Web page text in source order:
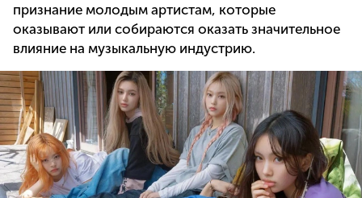
признание молодым артистам, которые
оказывают или собираются оказать значительное
влияние на музыкальную индустрию.